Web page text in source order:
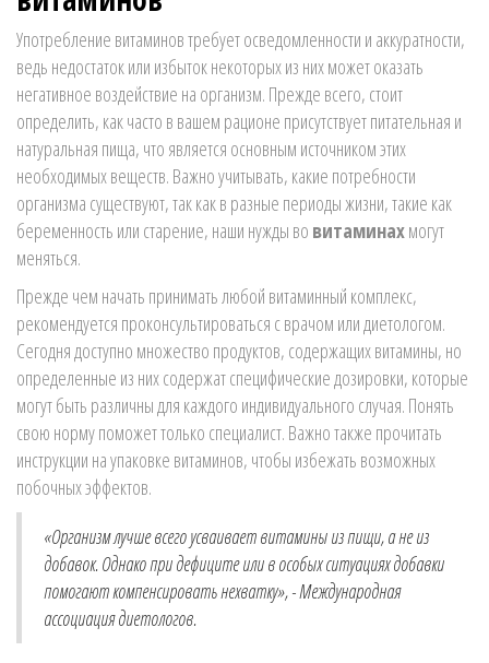
Употребление витаминов требует осведомленности и аккуратности,
ведь недостаток или избыток некоторых из них может оказать
негативное воздействие на организм. Прежде всего, стоит
определить, как часто в вашем рационе присутствует питательная и
натуральная пища, что является основным источником этих
необходимых веществ. Важно учитывать, какие потребности
организма существуют, так как в разные периоды жизни, такие как
беременность или старение, наши нужды во витаминахмогут
меняться.
Прежде чем начать принимать любой витаминный комплекс,
рекомендуется проконсультироваться с врачом или диетологом.
Сегодня доступно множество продуктов, содержащих витамины, но
определенные из них содержат специфические дозировки, которые
могут быть различны для каждого индивидуального случая. Понять
свою норму поможет только специалист. Важно также прочитать
инструкции на упаковке витаминов, чтобы избежать возможных
побочных эффектов.
«Организм лучше всего усваивает витамины из пищи, а не из
добавок. Однако при дефиците или в особых ситуациях добавки
помогают компенсировать нехватку», - Международная
ассоциация диетологов.